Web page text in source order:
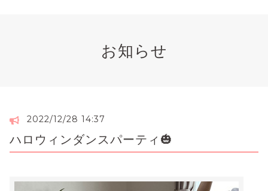
お知らせ
2022/12/28 14:37
ハロウィンダンスパーティ🎃